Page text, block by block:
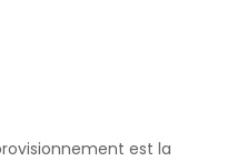
est la